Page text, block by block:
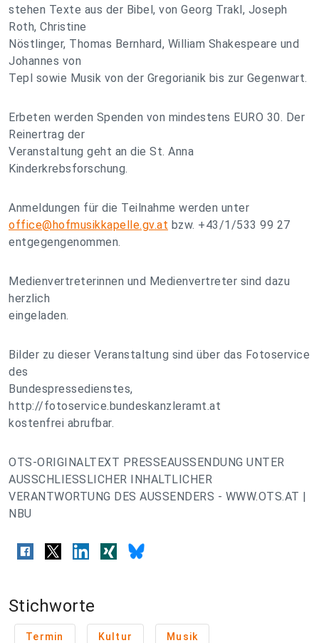
stehen Texte aus der Bibel, von Georg Trakl, Joseph
Roth, Christine
Nöstlinger, Thomas Bernhard, William Shakespeare und
Johannes von
Tepl sowie Musik von der Gregorianik bis zur Gegenwart.
Erbeten werden Spenden von mindestens EURO 30. Der
Reinertrag der
Veranstaltung geht an die St. Anna
Kinderkrebsforschung.
Anmeldungen für die Teilnahme werden unter
office@hofmusikkapelle.gv.at bzw. +43/1/533 99 27
entgegengenommen.
Medienvertreterinnen und Medienvertreter sind dazu
herzlich
eingeladen.
Bilder zu dieser Veranstaltung sind über das Fotoservice
des
Bundespressedienstes,
http://fotoservice.bundeskanzleramt.at
kostenfrei abrufbar.
OTS-ORIGINALTEXT PRESSEAUSSENDUNG UNTER
AUSSCHLIESSLICHER INHALTLICHER
VERANTWORTUNG DES AUSSENDERS - WWW.OTS.AT |
NBU
Stichworte
Termin Kultur Musik